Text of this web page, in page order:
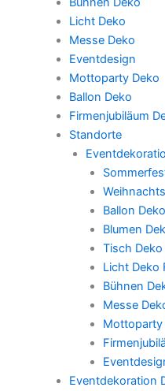
Licht Deko
Messe Deko
Eventdesign
Mottoparty Deko
Ballon Deko
Firmenjubiläum
Standorte
Ballon
Blumen
Tisch
Licht Deko
Bühnen
Messe
Mottoparty
Eventdekoration